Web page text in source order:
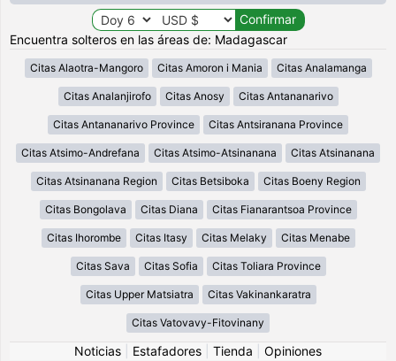
Encuentra solteros en las áreas de: Madagascar
Citas Alaotra-Mangoro Citas Amoron i Mania Citas Analamanga
Citas Analanjirofo Citas Anosy Citas Antananarivo
Citas Antananarivo Province Citas Antsiranana Province
Citas Atsimo-Andrefana Citas Atsimo-Atsinanana Citas Atsinanana
Citas Atsinanana Region Citas Betsiboka Citas Boeny Region
Citas Bongolava Citas Diana Citas Fianarantsoa Province
Citas Ihorombe Citas Itasy Citas Melaky Citas Menabe
Citas Sava Citas Sofia Citas Toliara Province
Citas Upper Matsiatra Citas Vakinankaratra
Citas Vatovavy-Fitovinany
Noticias Estafadores Tienda
Opiniones